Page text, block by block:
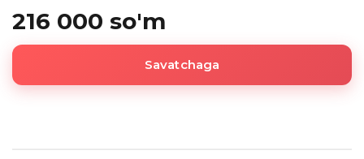
216 000 so'm
Savatchaga